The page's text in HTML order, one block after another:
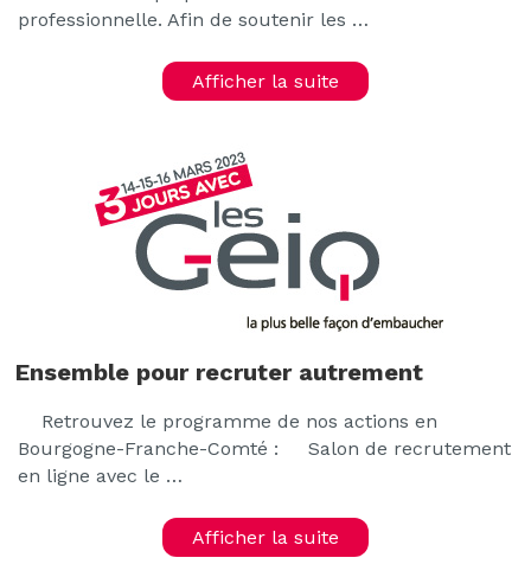
professionnelle. Afin de soutenir les …
Afficher la suite
Ensemble pour recruter autrement
Retrouvez le programme de nos actions en
Bourgogne-Franche-Comté : Salon de recrutement
en ligne avec le …
Afficher la suite